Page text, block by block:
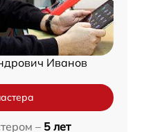
Иванов
– 5 лет